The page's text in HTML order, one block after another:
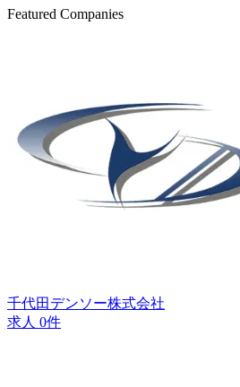
Featured Companies
千代田デンソー株式会社
求人 0件